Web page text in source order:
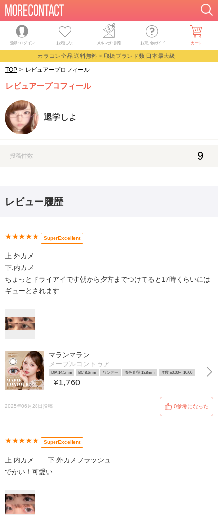
登録・ログイン お気に入り メルマガ・割引 お買い物ガイド カート
カラコン全品 送料無料 × 取扱ブランド数 日本最大級
TOP > レビュアープロフィール
レビュアープロフィール
退学しよ
投稿件数 9
レビュー履歴
★★★★★ SuperExcellent
上:外カメ
下:内カメ
ちょっとドライアイです朝から夕方までつけてると17時くらいには
ギューとされます
マランマラン
メープルコントゥア
DIA 14.5mm BC 8.6mm ワンデー 着色直径 13.8mm 度数 ±0.00~ -10.00
¥1,760
2025年06月28日投稿 0参考になった
★★★★★ SuperExcellent
上:内カメ 下:外カメフラッシュ
でかい！可愛い